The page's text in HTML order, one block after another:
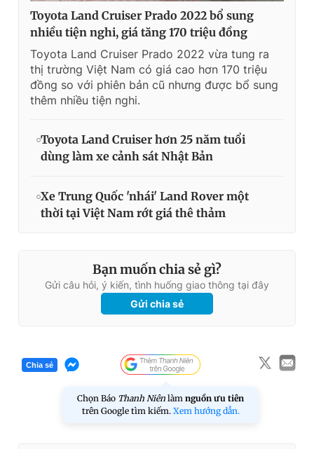
Toyota Land Cruiser Prado 2022 bổ sung
nhiều tiện nghi, giá tăng 170 triệu đồng
Toyota Land Cruiser Prado 2022 vừa tung ra
thị trường Việt Nam có giá cao hơn 170 triệu
đồng so với phiên bản cũ nhưng được bổ sung
thêm nhiều tiện nghi.
Toyota Land Cruiser hơn 25 năm tuổi
dùng làm xe cảnh sát Nhật Bản
Xe Trung Quốc 'nhái' Land Rover một
thời tại Việt Nam rớt giá thê thảm
Bạn muốn chia sẻ gì?
Gửi câu hỏi, ý kiến, tình huống giao thông tại đây
Gửi chia sẻ
Chia sẻ
Chọn Báo Thanh Niên làm nguồn ưu tiên
trên Google tìm kiếm. Xem hướng dẫn.